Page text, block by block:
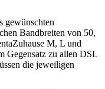
gewünschten
Bandbreiten von 50,
M, L und
Gegensatz zu allen DSL
die jeweiligen